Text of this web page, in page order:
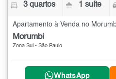
3 quartos 1 suíte
Apartamento à Venda no
Morumbi
Zona Sul - São Paulo
WhatsApp